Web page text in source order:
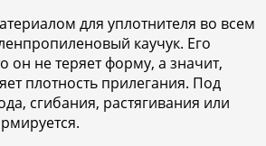
для уплотнителя во всем
каучук. Его
он не теряет форму, а значит,
плотность прилегания. Под
сгибания, растягивания или